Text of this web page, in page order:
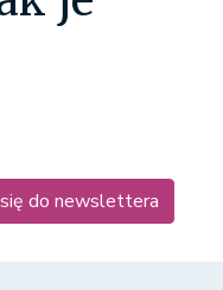
do newslettera